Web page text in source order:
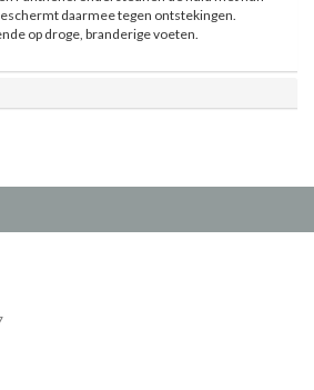
daarmee tegen ontstekingen.
op droge, branderige voeten.